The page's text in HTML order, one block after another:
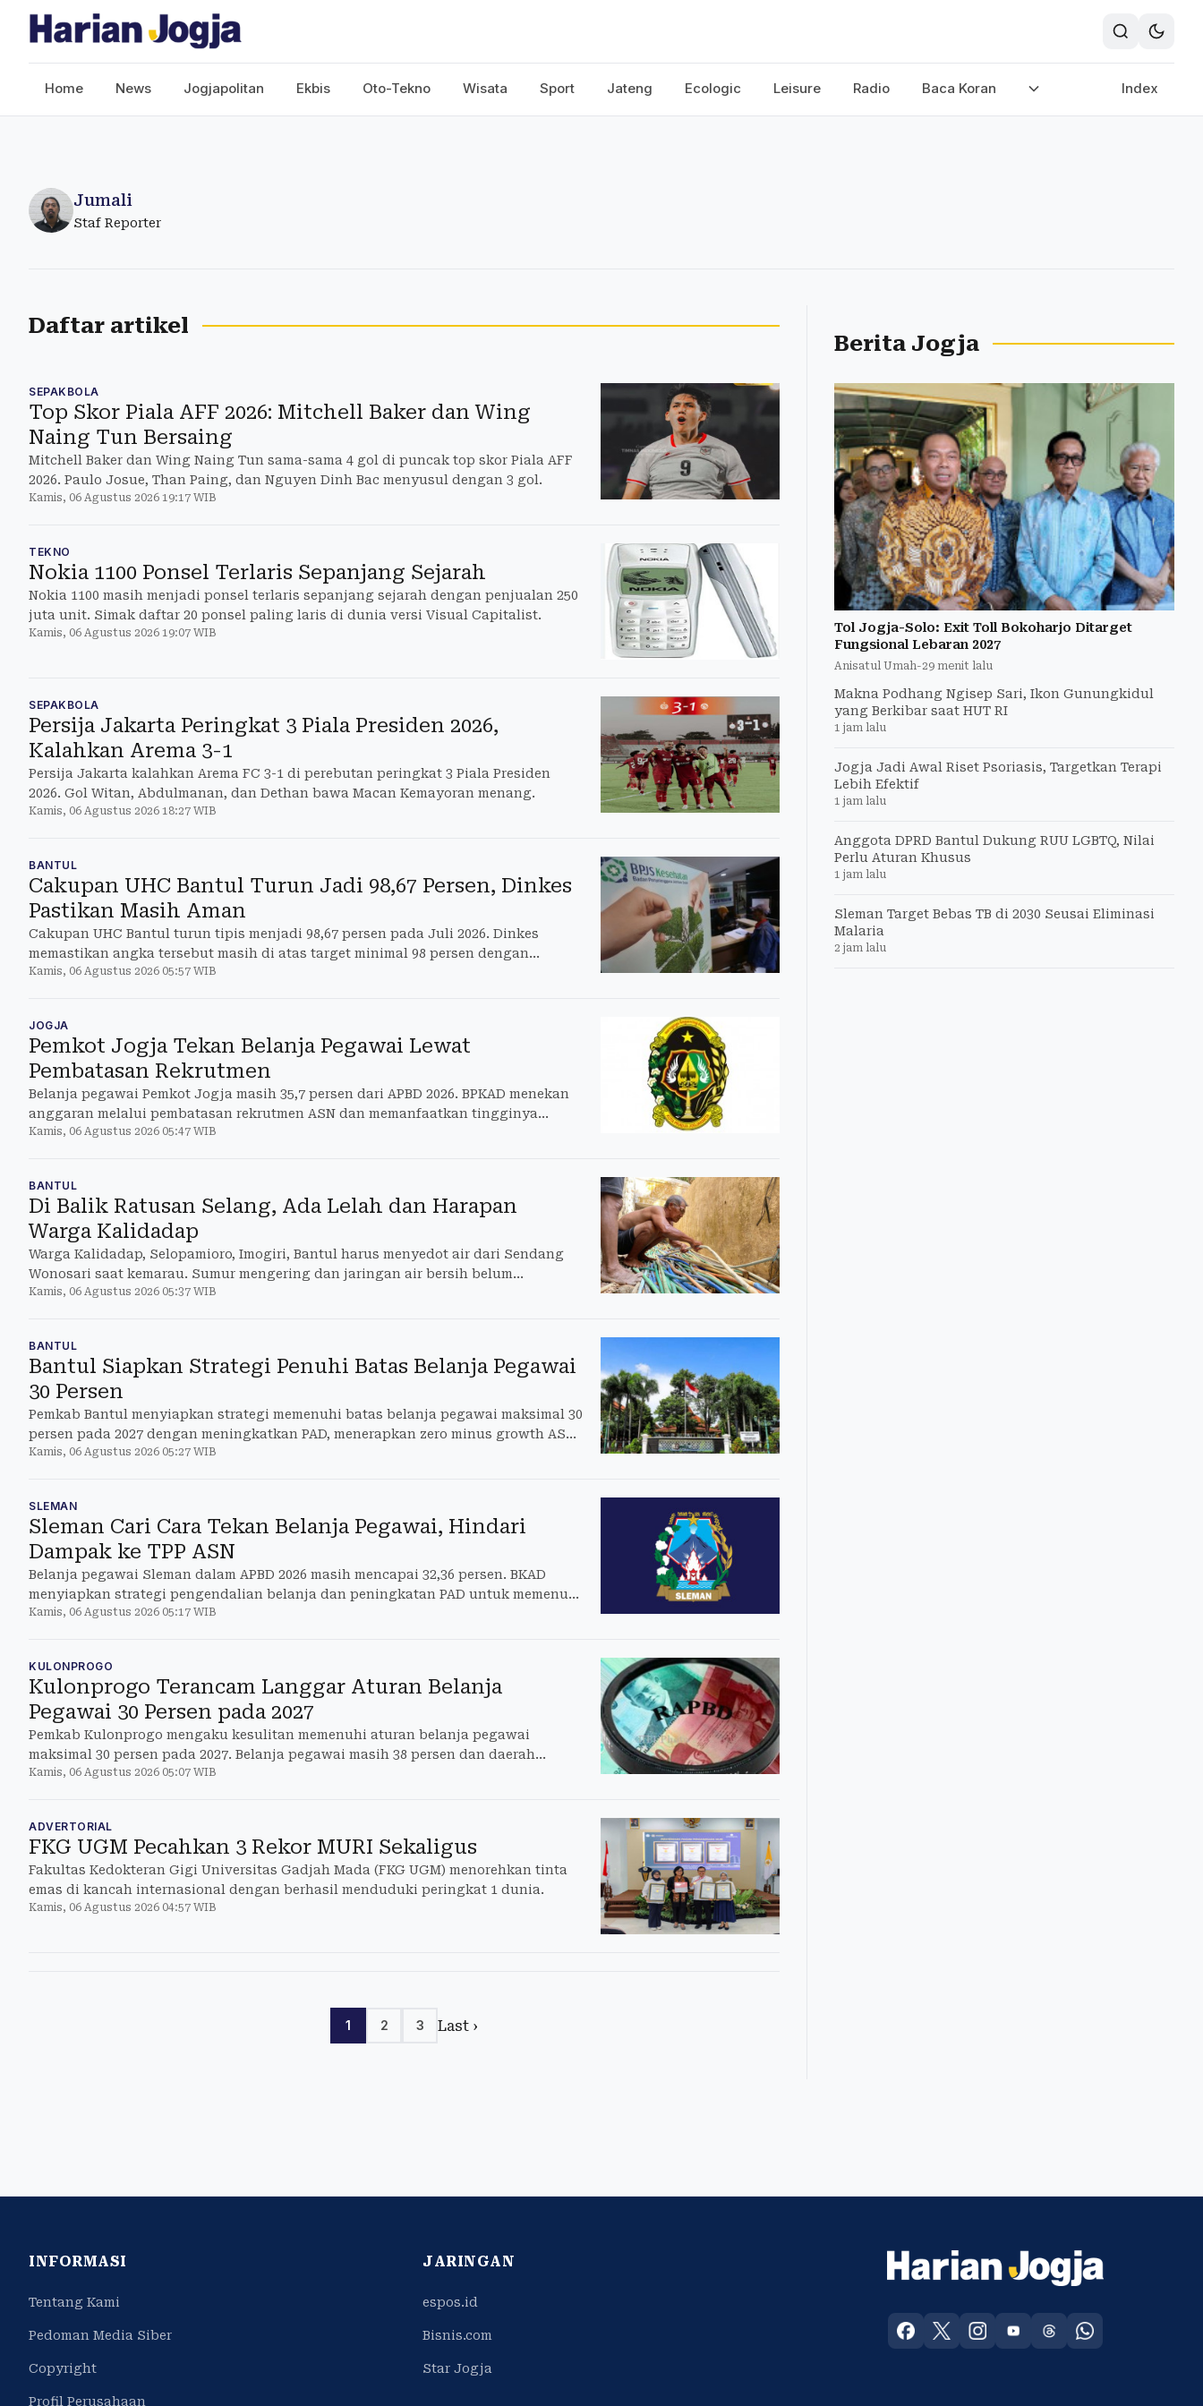
Home News Jogjapolitan Ekbis Oto-Tekno Wisata Sport Jateng Ecologic Leisure Radio Baca Koran Index
Jumali
Staf Reporter
Daftar artikel
SEPAKBOLA
Top Skor Piala AFF 2026: Mitchell Baker dan Wing
Naing Tun Bersaing
Mitchell Baker dan Wing Naing Tun sama-sama 4 gol di puncak top skor Piala AFF
2026. Paulo Josue, Than Paing, dan Nguyen Dinh Bac menyusul dengan 3 gol.
Kamis, 06 Agustus 2026 19:17 WIB
TEKNO
Nokia 1100 Ponsel Terlaris Sepanjang Sejarah
Nokia 1100 masih menjadi ponsel terlaris sepanjang sejarah dengan penjualan 250
juta unit. Simak daftar 20 ponsel paling laris di dunia versi Visual Capitalist.
Kamis, 06 Agustus 2026 19:07 WIB
SEPAKBOLA
Persija Jakarta Peringkat 3 Piala Presiden 2026,
Kalahkan Arema 3-1
Persija Jakarta kalahkan Arema FC 3-1 di perebutan peringkat 3 Piala Presiden
2026. Gol Witan, Abdulmanan, dan Dethan bawa Macan Kemayoran menang.
Kamis, 06 Agustus 2026 18:27 WIB
BANTUL
Cakupan UHC Bantul Turun Jadi 98,67 Persen, Dinkes
Pastikan Masih Aman
Cakupan UHC Bantul turun tipis menjadi 98,67 persen pada Juli 2026. Dinkes
memastikan angka tersebut masih di atas target minimal 98 persen dengan
dukungan angg
Kamis, 06 Agustus 2026 05:57 WIB
JOGJA
Pemkot Jogja Tekan Belanja Pegawai Lewat
Pembatasan Rekrutmen
Belanja pegawai Pemkot Jogja masih 35,7 persen dari APBD 2026. BPKAD menekan
anggaran melalui pembatasan rekrutmen ASN dan memanfaatkan tingginya
angka pensiun
Kamis, 06 Agustus 2026 05:47 WIB
BANTUL
Di Balik Ratusan Selang, Ada Lelah dan Harapan
Warga Kalidadap
Warga Kalidadap, Selopamioro, Imogiri, Bantul harus menyedot air dari Sendang
Wonosari saat kemarau. Sumur mengering dan jaringan air bersih belum
menjangkau.
Kamis, 06 Agustus 2026 05:37 WIB
BANTUL
Bantul Siapkan Strategi Penuhi Batas Belanja Pegawai
30 Persen
Pemkab Bantul menyiapkan strategi memenuhi batas belanja pegawai maksimal 30
persen pada 2027 dengan meningkatkan PAD, menerapkan zero minus growth ASN,
dan mem
Kamis, 06 Agustus 2026 05:27 WIB
SLEMAN
Sleman Cari Cara Tekan Belanja Pegawai, Hindari
Dampak ke TPP ASN
Belanja pegawai Sleman dalam APBD 2026 masih mencapai 32,36 persen. BKAD
menyiapkan strategi pengendalian belanja dan peningkatan PAD untuk memenuhi
batas 30.
Kamis, 06 Agustus 2026 05:17 WIB
KULONPROGO
Kulonprogo Terancam Langgar Aturan Belanja
Pegawai 30 Persen pada 2027
Pemkab Kulonprogo mengaku kesulitan memenuhi aturan belanja pegawai
maksimal 30 persen pada 2027. Belanja pegawai masih 38 persen dan daerah
menegaskan tidak
Kamis, 06 Agustus 2026 05:07 WIB
ADVERTORIAL
FKG UGM Pecahkan 3 Rekor MURI Sekaligus
Fakultas Kedokteran Gigi Universitas Gadjah Mada (FKG UGM) menorehkan tinta
emas di kancah internasional dengan berhasil menduduki peringkat 1 dunia.
Kamis, 06 Agustus 2026 04:57 WIB
1 2 3 Last ›
Berita Jogja
Tol Jogja-Solo: Exit Toll Bokoharjo Ditarget
Fungsional Lebaran 2027
Anisatul Umah-29 menit lalu
Makna Podhang Ngisep Sari, Ikon Gunungkidul
yang Berkibar saat HUT RI
1 jam lalu
Jogja Jadi Awal Riset Psoriasis, Targetkan Terapi
Lebih Efektif
1 jam lalu
Anggota DPRD Bantul Dukung RUU LGBTQ, Nilai
Perlu Aturan Khusus
1 jam lalu
Sleman Target Bebas TB di 2030 Seusai Eliminasi
Malaria
2 jam lalu
INFORMASI
Tentang Kami
Pedoman Media Siber
Copyright
Profil Perusahaan
JARINGAN
espos.id
Bisnis.com
Star Jogja